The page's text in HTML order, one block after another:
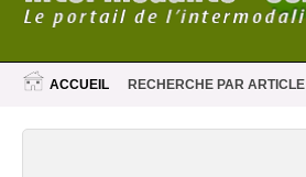
ACCUEIL RECHERCHE PAR ARTICLE